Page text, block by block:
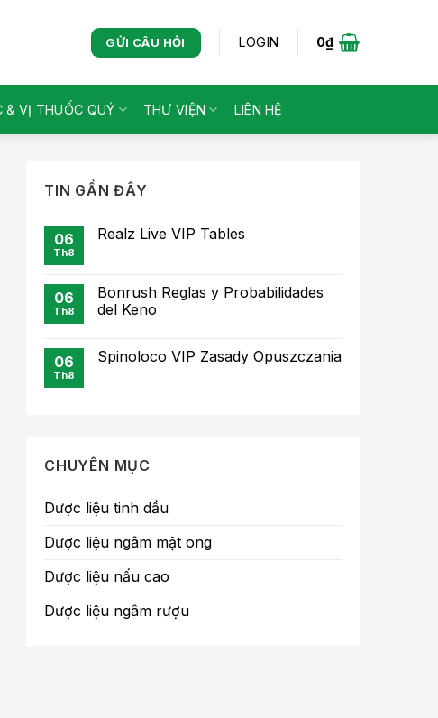
GỬI CÂU HỎI LOGIN 0₫
& VỊ THUỐC QUÝ THƯ VIỆN LIÊN HỆ
TIN GẦN ĐÂY
06
Th8
Realz Live VIP Tables
06
Th8
Bonrush Reglas y Probabilidades
del Keno
06
Th8
Spinoloco VIP Zasady Opuszczania
CHUYÊN MỤC
Dược liệu tinh dầu
Dược liệu ngâm mật ong
Dược liệu nấu cao
Dược liệu ngâm rượu